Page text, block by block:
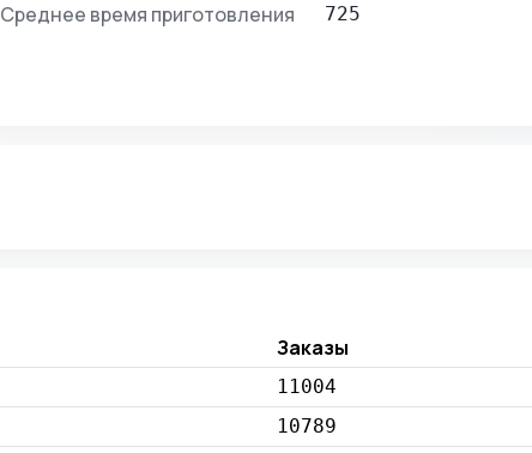
Среднее время приготовления 725
Заказы
11004
10789